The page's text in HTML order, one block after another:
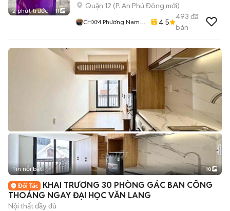
2 phút trước 11
Quận 12 (P. An Phú Đông mới)
CHXM Phương Nam
4.5
493 đã
bán
+2
Tin nổi bật 10
KHAI TRƯƠNG 30 PHÒNG GÁC BAN CÔNG
THOÁNG NGAY ĐẠI HỌC VĂN LANG
Nội thất đầy đủ